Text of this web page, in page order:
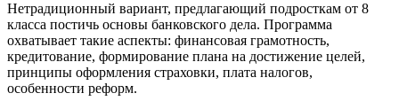
Нетрадиционный вариант, предлагающий подросткам от 8
класса постичь основы банковского дела. Программа
охватывает такие аспекты: финансовая грамотность,
кредитование, формирование плана на достижение целей,
принципы оформления страховки, плата налогов,
особенности реформ.